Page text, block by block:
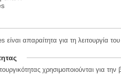
είναι απαραίτητα για τη λειτουργία
χρησιμοποιούνται για την